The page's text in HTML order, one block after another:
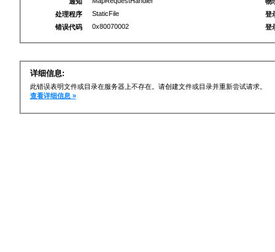
处理程序
StaticFile
错误代码
0x80070002
登
登
详细信息:
此错误表明文件或目录在服务器上不存在。请创建文件或目录并重新尝试请求。
查看详细信息 »